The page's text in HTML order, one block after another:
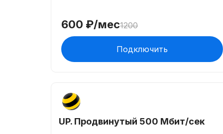
600 ₽/мес1200
Подключить
UP. Продвинутый 500 Мбит/сек